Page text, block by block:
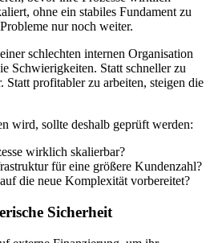
ohne ein stabiles Fundament zu
nur noch weiter.
schlechten internen Organisation
Schwierigkeiten. Statt schneller zu
profitabler zu arbeiten, steigen die
wird, sollte deshalb geprüft werden:
wirklich skalierbar?
für eine größere Kundenzahl?
die neue Komplexität vorbereitet?
Sicherheit